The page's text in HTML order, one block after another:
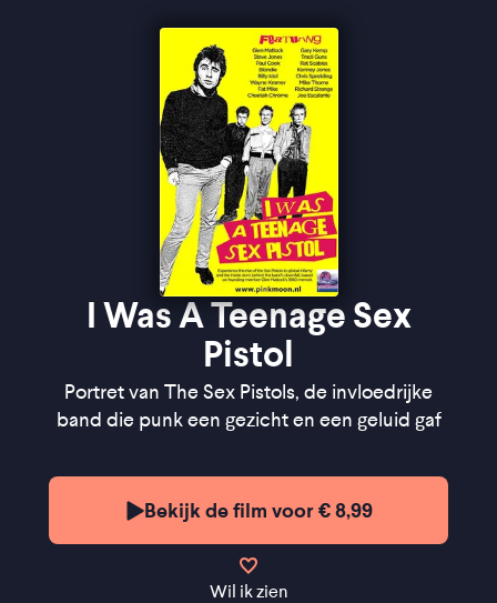
I Was A Teenage Sex
Pistol
Portret van The Sex Pistols, de invloedrijke
band die punk een gezicht en een geluid gaf
Bekijk de film voor € 8,99
Wil ik zien